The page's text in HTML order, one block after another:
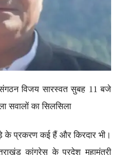
विजय सारस्वत सुबह 11 बजे
सवालों का सिलसिला
के प्रकरण कई हैं और किरदार भी।
कांग्रेस के प्रदेश महामंत्री